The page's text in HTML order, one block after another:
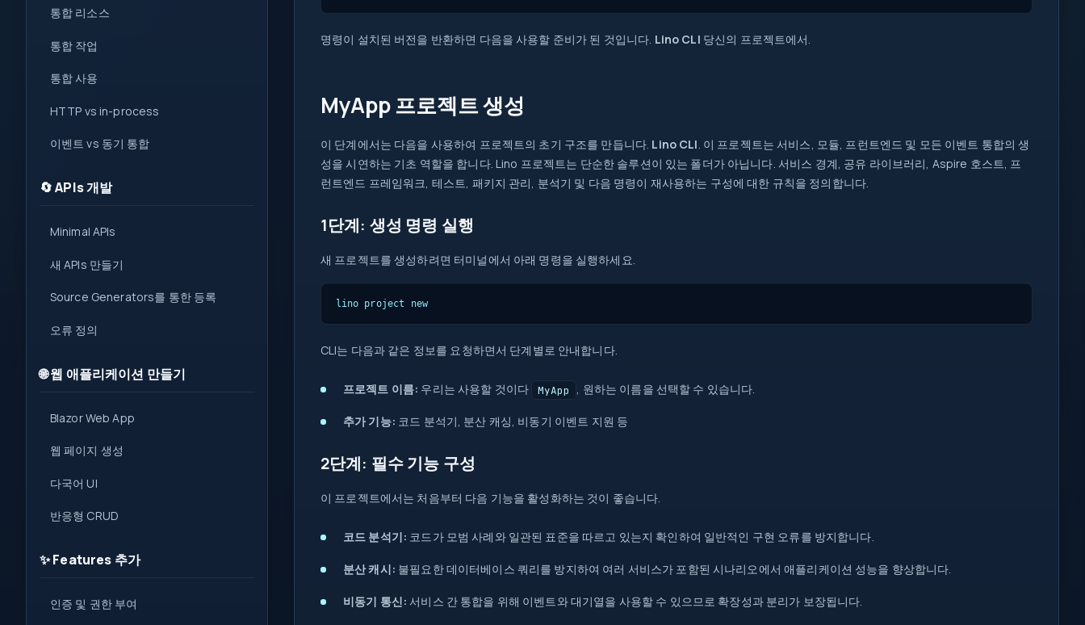
통합 리소스
통합 작업
통합 사용
HTTP vs in-process
이벤트 vs 동기 통합
🔄 APIs 개발
Minimal APIs
새 APIs 만들기
Source Generators를 통한 등록
오류 정의
🌐 웹 애플리케이션 만들기
Blazor Web App
웹 페이지 생성
다국어 UI
반응형 CRUD
✨ Features 추가
인증 및 권한 부여
명령이 설치된 버전을 반환하면 다음을 사용할 준비가 된 것입니다. Lino CLI 당신의 프로젝트에서.
MyApp 프로젝트 생성
이 단계에서는 다음을 사용하여 프로젝트의 초기 구조를 만듭니다. Lino CLI. 이 프로젝트는 서비스, 모듈, 프런트엔드 및 모든 이벤트 통합의 생
성을 시연하는 기초 역할을 합니다. Lino 프로젝트는 단순한 솔루션이 있는 폴더가 아닙니다. 서비스 경계, 공유 라이브러리, Aspire 호스트, 프
런트엔드 프레임워크, 테스트, 패키지 관리, 분석기 및 다음 명령이 재사용하는 구성에 대한 규칙을 정의합니다.
1단계: 생성 명령 실행
새 프로젝트를 생성하려면 터미널에서 아래 명령을 실행하세요.
lino project new
CLI는 다음과 같은 정보를 요청하면서 단계별로 안내합니다.
프로젝트 이름: 우리는 사용할 것이다 MyApp , 원하는 이름을 선택할 수 있습니다.
추가 기능: 코드 분석기, 분산 캐싱, 비동기 이벤트 지원 등
2단계: 필수 기능 구성
이 프로젝트에서는 처음부터 다음 기능을 활성화하는 것이 좋습니다.
코드 분석기: 코드가 모범 사례와 일관된 표준을 따르고 있는지 확인하여 일반적인 구현 오류를 방지합니다.
분산 캐시: 불필요한 데이터베이스 쿼리를 방지하여 여러 서비스가 포함된 시나리오에서 애플리케이션 성능을 향상합니다.
비동기 통신: 서비스 간 통합을 위해 이벤트와 대기열을 사용할 수 있으므로 확장성과 분리가 보장됩니다.